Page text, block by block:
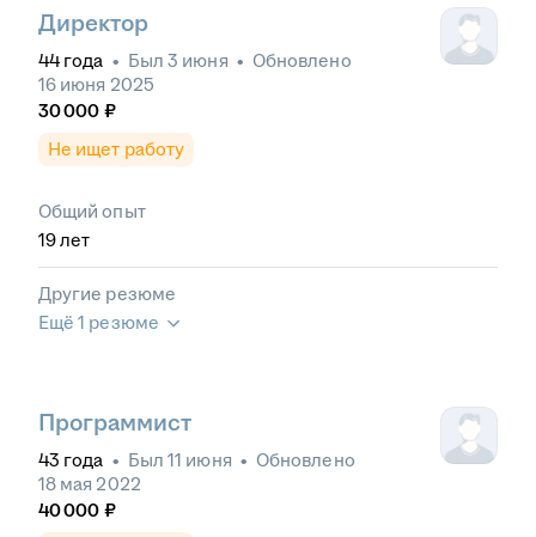
Директор
44 года • Был 3 июня • Обновлено
16 июня 2025
30 000 ₽
Не ищет работу
Общий опыт
19лет
Другие резюме
Ещё 1 резюме
Программист
43 года • Был 11 июня • Обновлено
18 мая 2022
40 000 ₽